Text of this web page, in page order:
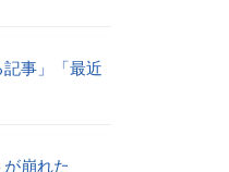
記事」「最近
崩れた